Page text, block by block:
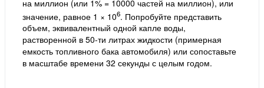
на миллион (или 1% = 10000 частей на миллион), или
значение, равное 1 × 106. Попробуйте представить
объем, эквивалентный одной капле воды,
растворенной в 50-ти литрах жидкости (примерная
емкость топливного бака автомобиля) или сопоставьте
в масштабе времени 32 секунды с целым годом.